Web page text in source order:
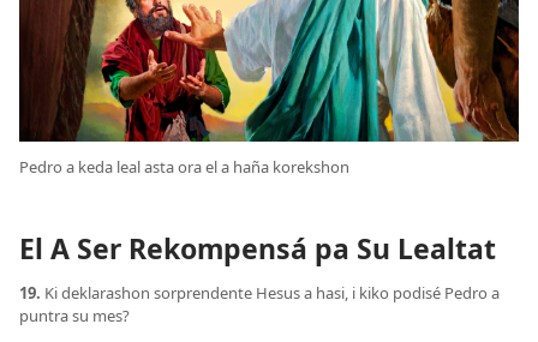
Pedro a keda leal asta ora el a haña korekshon
El A Ser Rekompensá pa Su Lealtat
19. Ki deklarashon sorprendente Hesus a hasi, i kiko podisé Pedro a
puntra su mes?